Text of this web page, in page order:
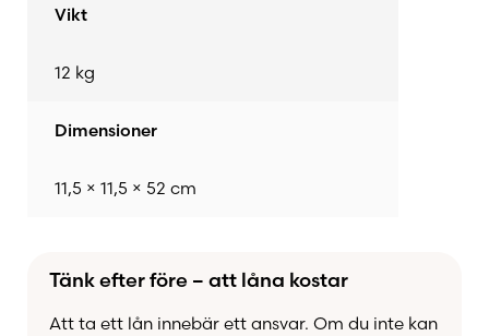
kontakt med elden kan gallret med fördel
hållbart och flexibelt grillgaller till din OFYR 100.
Vikt
12 kg
Dimensioner
11,5 × 11,5 × 52 cm
Tänk efter före – att låna kostar
Att ta ett lån innebär ett ansvar. Om du inte kan